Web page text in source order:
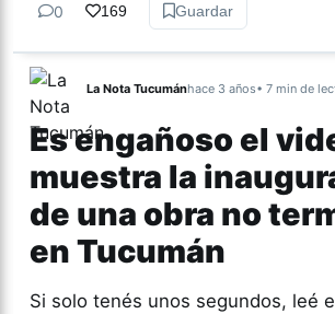
0 169 Guardar
La Nota Tucumánhace 3 años• 7 min de
Es engañoso el
muestra la
de una obra no
en Tucumán
Si solo tenés unos segundos, leé